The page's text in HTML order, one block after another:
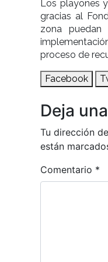
Los playones
gracias al
zona puedan
proceso de
Facebook
Deja
Tu dirección
están
Comentario *